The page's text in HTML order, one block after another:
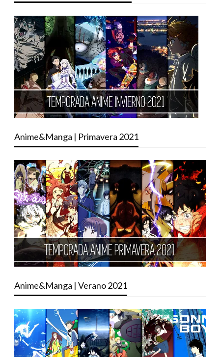
Anime&Manga | Primavera 2021
Anime&Manga | Verano 2021